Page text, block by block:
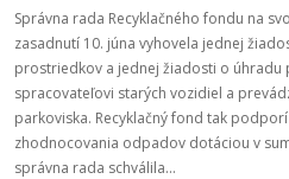
Správna rada Recyklačného fondu na
zasadnutí 10. júna vyhovela jednej
prostriedkov a jednej žiadosti o úhradu
spracovateľovi starých vozidiel a
parkoviska. Recyklačný fond tak
zhodnocovania odpadov dotáciou v
správna rada schválila...